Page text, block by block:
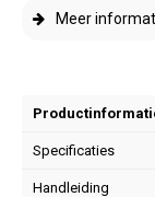
Meer
Specificaties
Handleiding